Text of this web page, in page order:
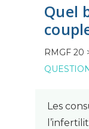
Quel
RMGF 20
Les